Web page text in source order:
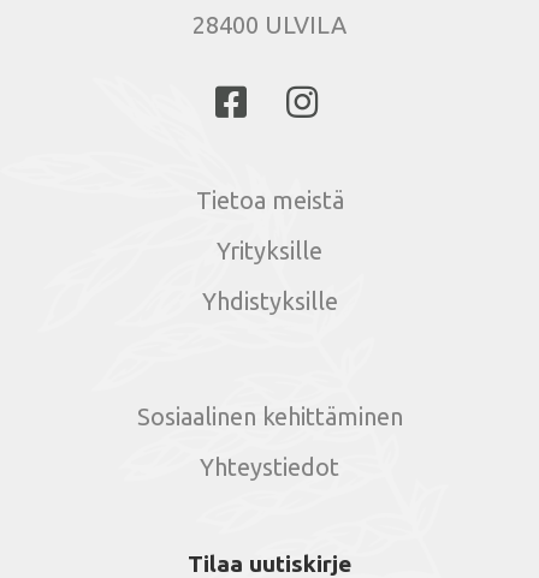
28400 ULVILA
Tietoa meistä
Yrityksille
Yhdistyksille
Sosiaalinen kehittäminen
Yhteystiedot
Tilaa uutiskirje